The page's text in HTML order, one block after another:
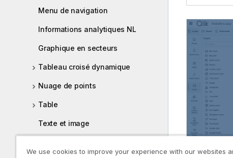
Menu de navigation
Informations analytiques NL
Graphique en secteurs
Tableau croisé dynamique
Nuage de points
Table
Texte et image
We use cookies to improve your experience with our websites